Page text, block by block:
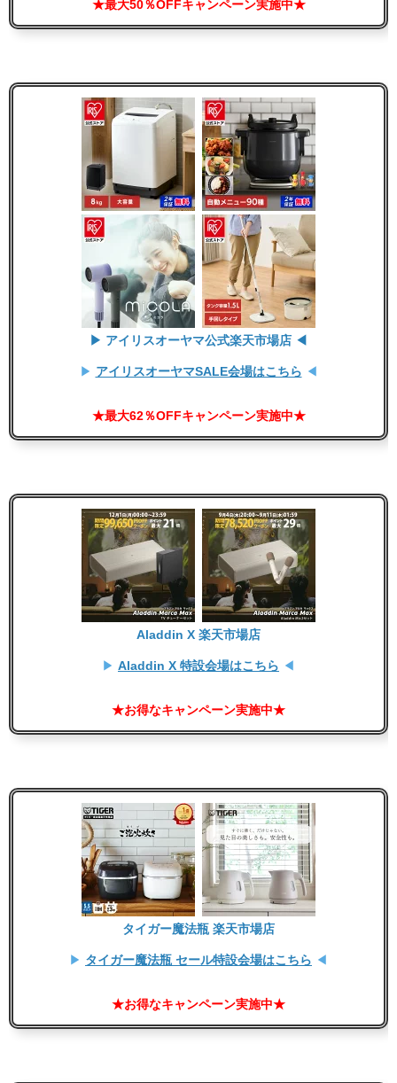
★最大50％OFFキャンペーン実施中★
▶ アイリスオーヤマ公式楽天市場店 ◀
▶ アイリスオーヤマSALE会場はこちら ◀
★最大62％OFFキャンペーン実施中★
Aladdin X 楽天市場店
▶ Aladdin X 特設会場はこちら ◀
★お得なキャンペーン実施中★
タイガー魔法瓶 楽天市場店
▶ タイガー魔法瓶 セール特設会場はこちら ◀
★お得なキャンペーン実施中★